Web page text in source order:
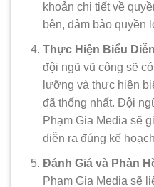
khoản chi tiết về
bên, đảm bảo quyền
Thực Hiện Biểu
đội ngũ vũ công sẽ
lưỡng và thực hiện
đã thống nhất. Đội
Phạm Gia Media sẽ
diễn ra đúng kế
Đánh Giá và Phản
Phạm Gia Media sẽ